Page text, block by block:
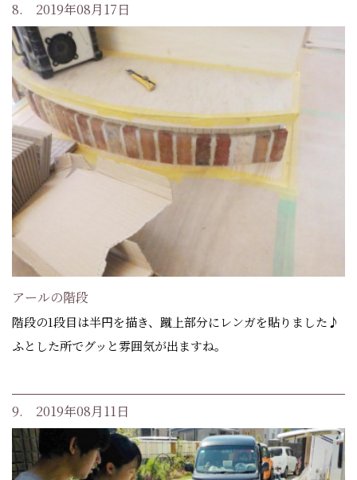
8. 2019年08月17日
アールの階段
階段の1段目は半円を描き、蹴上部分にレンガを貼りました♪
ふとした所でグッと雰囲気が出ますね。
9. 2019年08月11日